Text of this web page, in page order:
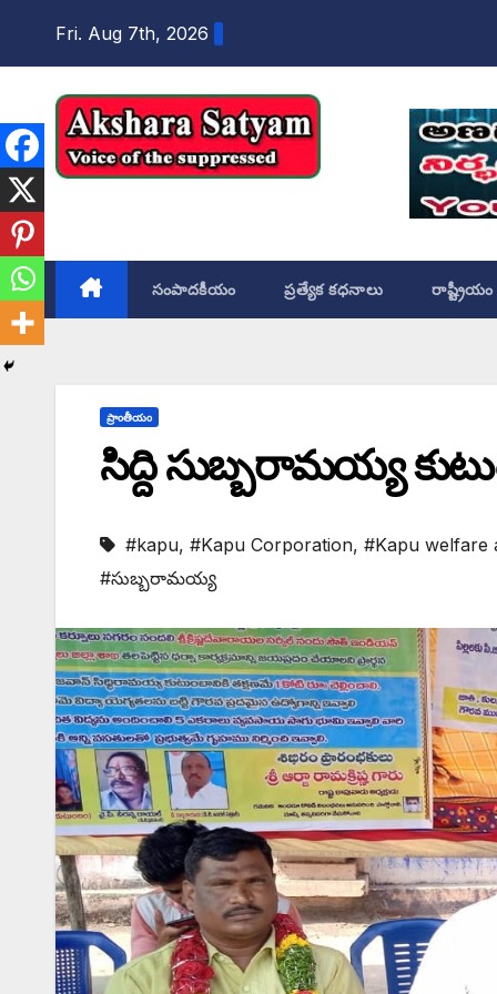
Fri. Aug 7th, 2026
సంపాదకీయం ప్రత్యేక కధనాలు రాష్ట్రీయం
ప్రాంతీయం
సిద్ది సుబ్బరామయ్య
#kapu, #Kapu Corporation, #Kapu welfare
#సుబ్బరామయ్య